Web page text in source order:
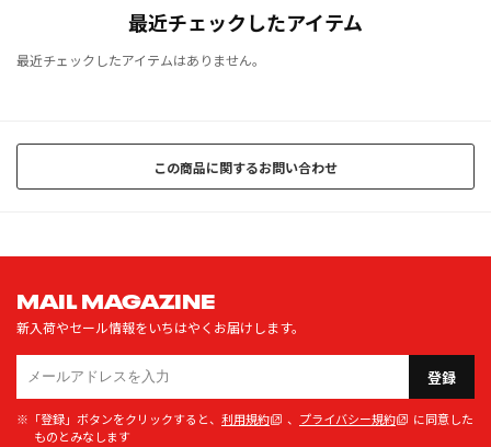
最近チェックしたアイテム
最近チェックしたアイテムはありません。
この商品に関するお問い合わせ
MAIL MAGAZINE
新入荷やセール情報をいちはやくお届けします。
登録
※「登録」ボタンをクリックすると、 利用規約 、 プライバシー規約
に同意した
ものとみなします